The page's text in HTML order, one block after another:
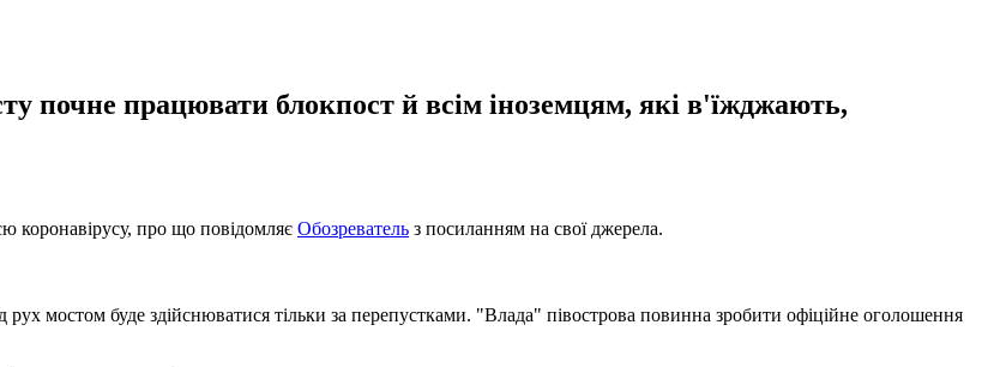
почне працювати блокпост й всім іноземцям, які в'їжджають,
коронавірусу, про що повідомляє Обозреватель з посиланням на свої джерела.
мостом буде здійснюватися тільки за перепустками. "Влада" півострова повинна зробити офіційне оголошення